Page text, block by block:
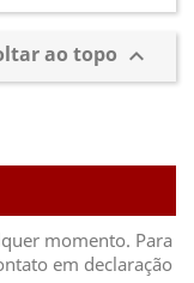
ao topo 
momento. Para
em declaração